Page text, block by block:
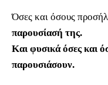
Όσες και όσους
παρουσίασή της.
Και φυσικά όσες και
παρουσιάσουν.